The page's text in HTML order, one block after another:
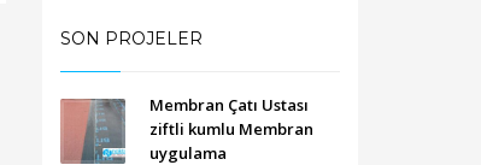
SON PROJELER
Membran Çatı Ustası
ziftli kumlu Membran
uygulama